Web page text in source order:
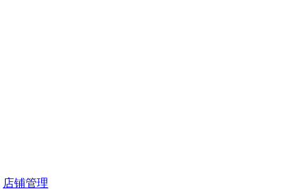
店铺管理